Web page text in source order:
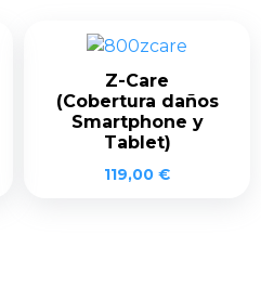
Z-Care
(Cobertura daños
Smartphone y
Tablet)
119,00 €